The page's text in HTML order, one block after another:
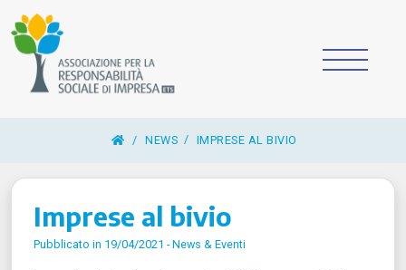
/ NEWS IMPRESE AL BIVIO
Imprese al bivio
Pubblicato in 19/04/2021 -News & Eventi